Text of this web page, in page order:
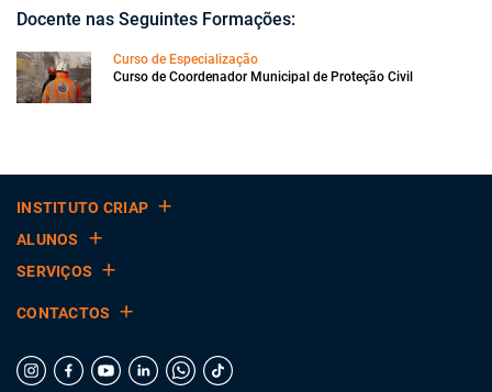
Docente nas Seguintes Formações:
Curso de Especialização
Curso de Coordenador Municipal de Proteção Civil
INSTITUTO CRIAP
ALUNOS
SERVIÇOS
CONTACTOS